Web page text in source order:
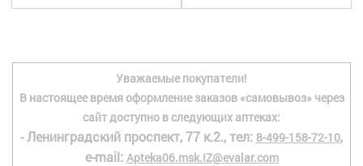
+7 (495) 921-40-74 Вакансии
Уважаемые покупатели!
В настоящее время оформление заказов «самовывоз» через
сайт доступно в следующих аптеках:
- Ленинградский проспект, 77 к.2., тел: 8-499-158-72-10,
e-mail: Apteka06.msk.IZ@evalar.com